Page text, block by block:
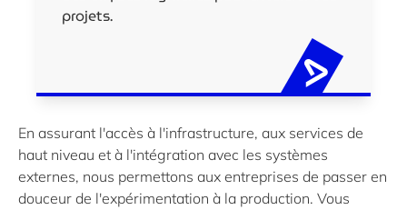
projets.
En assurant l'accès à l'infrastructure, aux services de
haut niveau et à l'intégration avec les systèmes
externes, nous permettons aux entreprises de passer en
douceur de l'expérimentation à la production. Vous